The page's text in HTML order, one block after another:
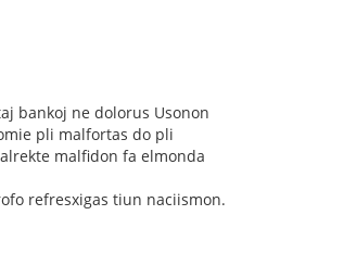
bankoj ne dolorus Usonon
pli malfortas do pli
malfidon fa elmonda
refresxigas tiun naciismon.